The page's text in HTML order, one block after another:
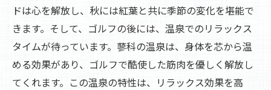
ドは心を解放し、秋には紅葉と共に季節の変化を堪能で
きます。そして、ゴルフの後には、温泉でのリラックス
タイムが待っています。蓼科の温泉は、身体を芯から温
める効果があり、ゴルフで酷使した筋肉を優しく解放し
てくれます。この温泉の特性は、リラックス効果を高